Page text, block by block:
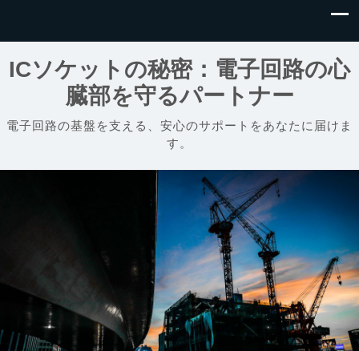
ICソケットの秘密：電子回路の心
臓部を守るパートナー
電子回路の基盤を支える、安心のサポートをあなたに届けま
す。